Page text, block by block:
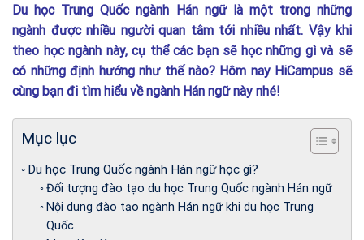
Du học Trung Quốc ngành Hán ngữ là một trong những
ngành được nhiều người quan tâm tới nhiều nhất. Vậy khi
theo học ngành này, cụ thể các bạn sẽ học những gì và sẽ
có những định hướng như thế nào? Hôm nay HiCampus sẽ
cùng bạn đi tìm hiểu về ngành Hán ngữ này nhé!
Mục lục
Du học Trung Quốc ngành Hán ngữ học gì?
Đối tượng đào tạo du học Trung Quốc ngành Hán ngữ
Nội dung đào tạo ngành Hán ngữ khi du học Trung
Quốc